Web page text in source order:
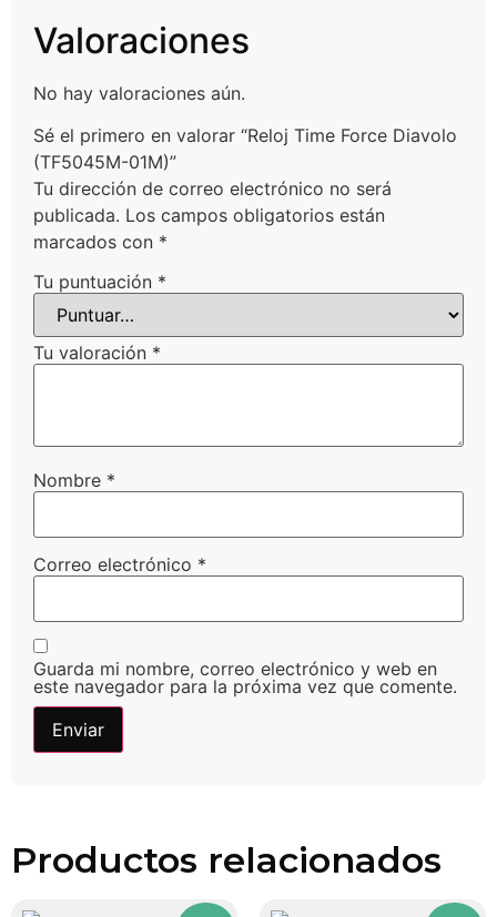
Valoraciones
No hay valoraciones aún.
Sé el primero en valorar “Reloj Time Force Diavolo
(TF5045M-01M)”
Tu dirección de correo electrónico no será
publicada. Los campos obligatorios están
marcados con *
Tu puntuación *
Tu valoración *
Nombre *
Correo electrónico *
Guarda mi nombre, correo electrónico y web en
este navegador para la próxima vez que comente.
Productos relacionados